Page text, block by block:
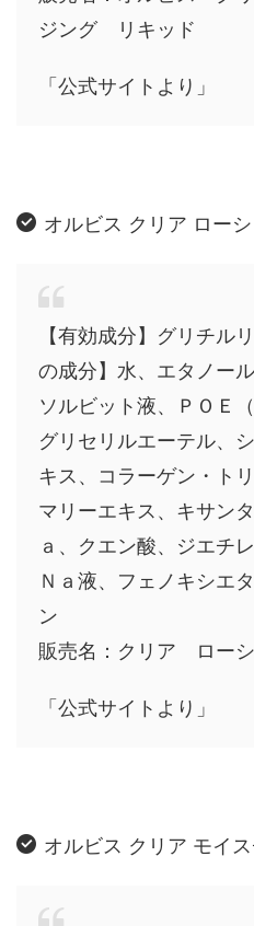
ジング リキッド
「公式サイトより」
オルビス クリア ロー
【有効成分】グリチル
の成分】水、エタノー
ソルビット液、ＰＯＥ
グリセリルエーテル、
キス、コラーゲン・ト
マリーエキス、キサン
ａ、クエン酸、ジエチ
Ｎａ液、フェノキシエ
ン
販売名：クリア ロー
「公式サイトより」
オルビス クリア モイ